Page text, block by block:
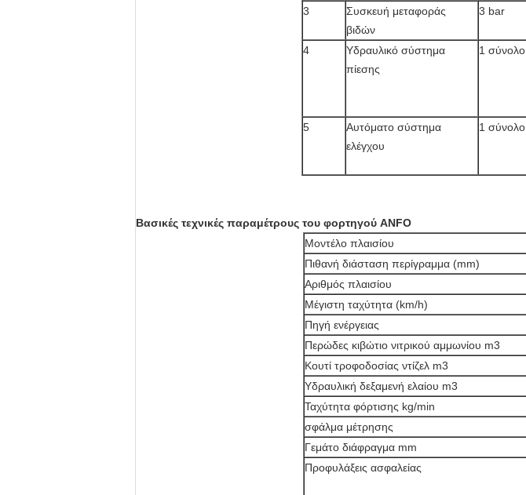
3
Συσκευή μεταφοράς
βιδών
3 bar
4
Υδραυλικό σύστημα
πίεσης
1 σύνολο
5
Αυτόματο σύστημα
ελέγχου
1 σύνολο
Βασικές τεχνικές παραμέτρους του φορτηγού ANFO
Μοντέλο πλαισίου
Πιθανή διάσταση περίγραμμα (mm)
Αριθμός πλαισίου
Μέγιστη ταχύτητα (km/h)
Πηγή ενέργειας
Περώδες κιβώτιο νιτρικού αμμωνίου m3
Κουτί τροφοδοσίας ντίζελ m3
Υδραυλική δεξαμενή ελαίου m3
Ταχύτητα φόρτισης kg/min
σφάλμα μέτρησης
Γεμάτο διάφραγμα mm
Προφυλάξεις ασφαλείας